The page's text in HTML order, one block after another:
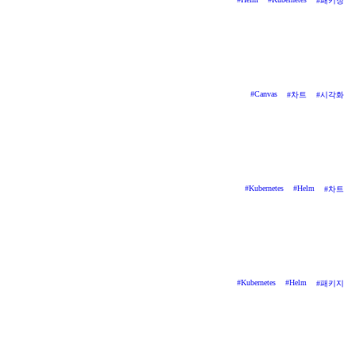
#Canvas #차트 #시각화
#Kubernetes #Helm #차트
#Kubernetes #Helm #패키지